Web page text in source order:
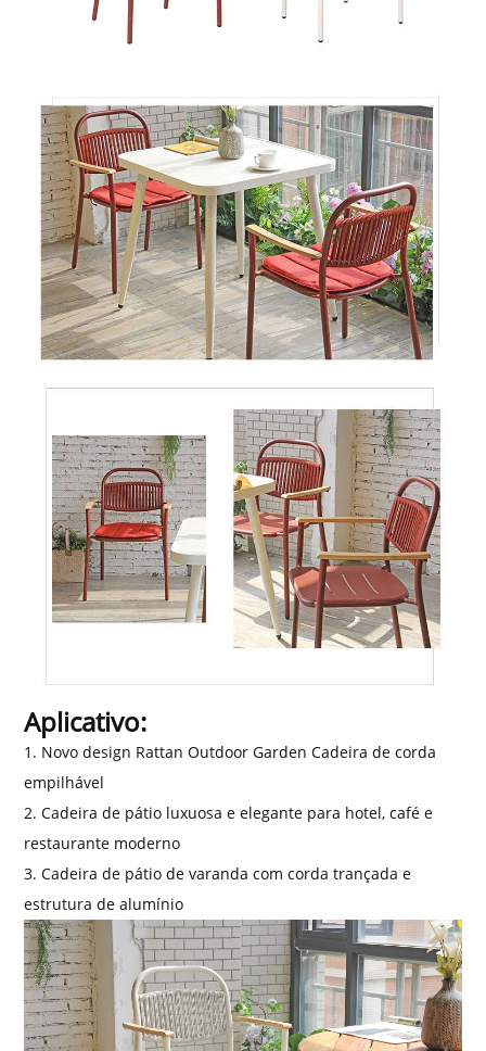
Aplicativo:
1. Novo design Rattan Outdoor Garden Cadeira de corda
empilhável
2. Cadeira de pátio luxuosa e elegante para hotel, café e
restaurante moderno
3. Cadeira de pátio de varanda com corda trançada e
estrutura de alumínio